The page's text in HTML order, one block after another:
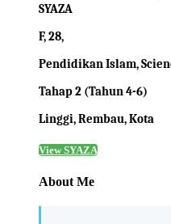
SYAZA
F, 28,
Pendidikan Islam,
Tahap 2 (Tahun 4-6)
Linggi, Rembau, Kota
View SYAZA
About Me